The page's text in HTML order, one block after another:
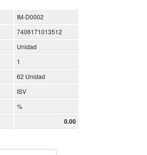
IM-D0002
7406171013512
Unidad
1
62 Unidad
ISV
%
0.00